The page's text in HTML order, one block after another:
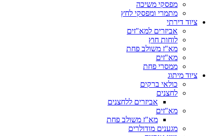
מפסקי משיכה
מתמרי ומפסקי לחץ
ציוד דירתי
אביזרים למא"זים
לוחות חוץ
מא"ז משולב פחת
מא"זים
ממסרי פחת
ציוד מיתוג
כולאי ברקים
לחצנים
אביזרים ללחצנים
מא"זים
מא"ז משולב פחת
מגענים מודולרים